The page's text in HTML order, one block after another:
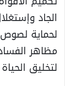
الجاد
لحماية
مظاهر
لتخليق